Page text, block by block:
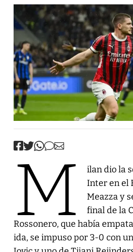
M
ilan dio la
Inter en el
Meazza y
final de la
Rossonero, que había
ida, se impuso por 3-0 con